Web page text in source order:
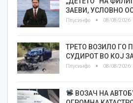
ЗАЕВИ, УСЛОВНО
Плусинфо 08/08/2026
ТРЕТО ВОЗИЛО ГО
СУДИРОТ ВО КОЈ
Плусинфо 08/08/2026
ВОЗАЧ НА